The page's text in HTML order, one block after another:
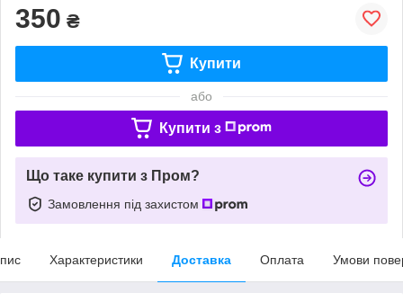
350 ₴
Купити
або
Купити з
Що таке купити з Пром?
Замовлення під захистом
Характеристики Доставка Оплата Умови